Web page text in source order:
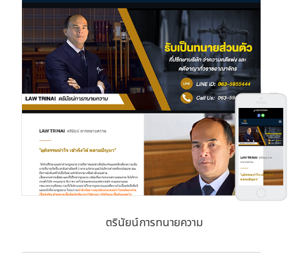
ตรินัยน์การทนายความ